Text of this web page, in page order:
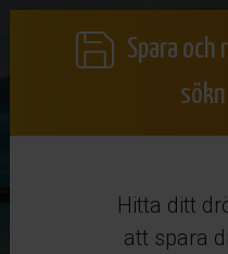
Spara och
Hitta ditt
att spara